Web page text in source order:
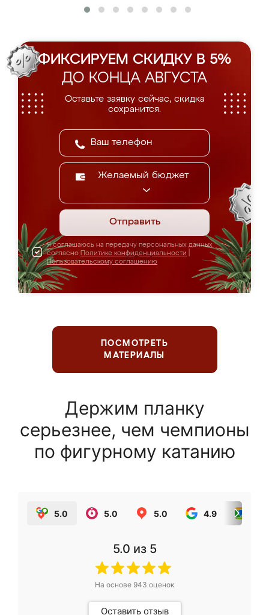
ФИКСИРУЕМ СКИДКУ В 5%
ДО КОНЦА АВГУСТА
Оставьте заявку сейчас, скидка
сохранится.
Желаемый бюджет
Отправить
Я соглашаюсь на передачу персональных данных
согласно Политике конфиденциальности
Пользовательскому соглашению
ПОСМОТРЕТЬ
МАТЕРИАЛЫ
Держим планку
серьезнее, чем чемпионы
по фигурному катанию
5.0 5.0 5.0 4.9
5.0 из 5
На основе 943 оценок
Оставить отзыв